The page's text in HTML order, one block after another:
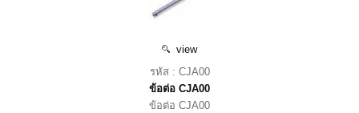
view
รหัส : CJA00
ข้อต่อ CJA00
ข้อต่อ CJA00